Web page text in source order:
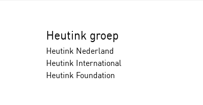
Heutink groep
Heutink Nederland
Heutink International
Heutink Foundation